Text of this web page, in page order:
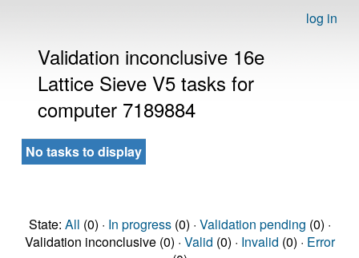
log in
Validation inconclusive 16e
Lattice Sieve V5 tasks for
computer 7189884
No tasks to display
State: All (0) · In progress(0) · Validation pending (0) ·
Validation inconclusive (0) · Valid (0) · Invalid (0) · Error